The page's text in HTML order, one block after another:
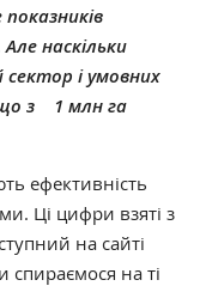
наскільки
і умовних
що з 1 млн га
ефективність
Ці цифри взяті з
на сайті
спираємося на ті